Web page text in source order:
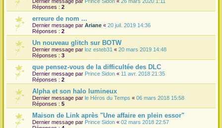
Réponses : 2
erreure de nom ...
Dernier message par Ariane « 20 juil. 2019 14:36
Réponses : 2
Un nouveau glitch sur BOTW
Dernier message par loz esteb31 « 20 mars 2019 14:48
Réponses : 3
que pensez-vous de la difficultée des DLC
Dernier message par Prince Sidon « 11 avr. 2018 21:35
Réponses : 2
Alpha et son halo lumineux
Dernier message par le Héros du Temps « 06 mars 2018 15:58
Réponses : 5
Maison de Link après "Une affaire en plein essor"
Dernier message par Prince Sidon « 02 mars 2018 22:57